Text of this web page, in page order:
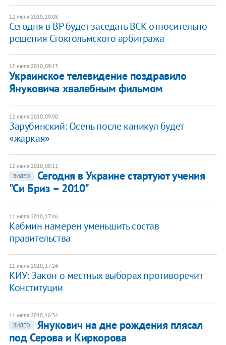
12 июля 2010, 10:08
Сегодня в ВР будет заседать ВСК относительно
решения Стокгольмского арбитража
12 июля 2010, 09:13
Украинское телевидение поздравило
Януковича хвалебным фильмом
12 июля 2010, 09:00
Зарубинский: Осень после каникул будет
«жаркая»
12 июля 2010, 08:11
ВИДЕО
Сегодня в Украине стартуют учения
"Си Бриз – 2010"
11 июля 2010, 17:46
Кабмин намерен уменьшить состав
правительства
11 июля 2010, 17:24
КИУ: Закон о местных выборах противоречит
Конституции
11 июля 2010, 16:34
ВИДЕО
Янукович на дне рождения плясал
под Серова и Киркорова